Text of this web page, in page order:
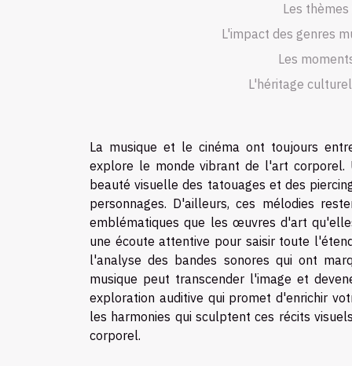
Les
L'impact des genres
Les
L'héritage
La musique et le cinéma ont toujours
explore le monde vibrant de l'art corporel.
beauté visuelle des tatouages et des
personnages. D'ailleurs, ces mélodies
emblématiques que les œuvres d'art
une écoute attentive pour saisir toute
l'analyse des bandes sonores qui ont
musique peut transcender l'image et
exploration auditive qui promet d'enrichir
les harmonies qui sculptent ces récits
corporel.